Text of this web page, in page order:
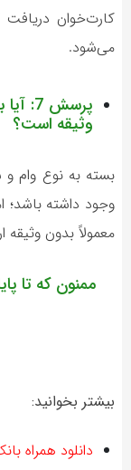
کارت‌خوان دریافت
می‌شود.
پرسش
وثیقه است؟
بسته به نوع وام و
وجود داشته باشد؛
معمولاً بدون وثیقه
ممنون که تا
بیشتر بخوانید:
دانلود همراه